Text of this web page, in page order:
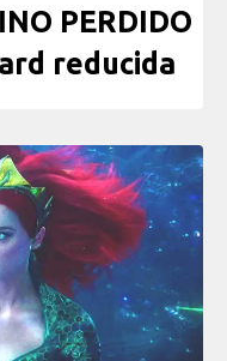
PERDIDO
reducida